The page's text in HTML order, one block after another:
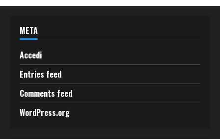
META
Accedi
Entries feed
Comments feed
WordPress.org